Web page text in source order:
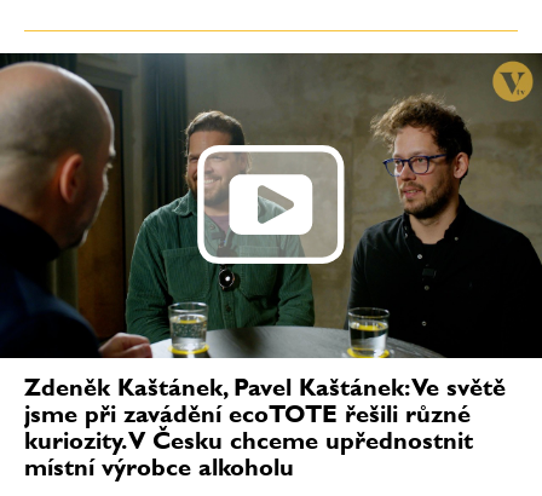
Zdeněk Kaštánek, Pavel Kaštánek: Ve světě
jsme při zavádění ecoTOTE řešili různé
kuriozity. V Česku chceme upřednostnit
místní výrobce alkoholu